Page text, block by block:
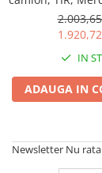
Mercedes Actros
Mercedes Actros
Mercedes Actros
Mercedes
Mercedes Arocs
Magnum
Premium
Cabina
IN
ADAUGA IN
Newsletter Nu